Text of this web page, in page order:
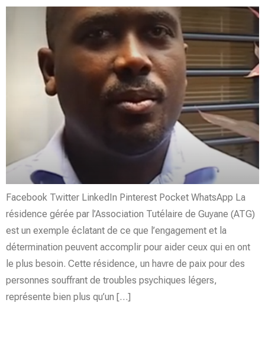
Facebook Twitter LinkedIn Pinterest Pocket WhatsApp La
résidence gérée par l’Association Tutélaire de Guyane (ATG)
est un exemple éclatant de ce que l’engagement et la
détermination peuvent accomplir pour aider ceux qui en ont
le plus besoin. Cette résidence, un havre de paix pour des
personnes souffrant de troubles psychiques légers,
représente bien plus qu’un […]